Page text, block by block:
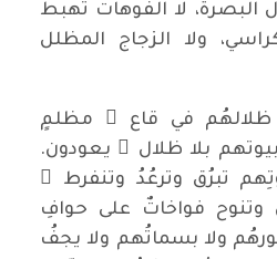
البصرة، لا الفوهات تهبط
ولا الزجاج المظلل
ظلالهُم في قاع ٍ مظلمٍ
بلا ظلال ٍ يعودون.
تبرُق وترعُدُ وتنفرط
فواخاتٌ على حوافِ
ولا بسماتُهم ولا يجفُ